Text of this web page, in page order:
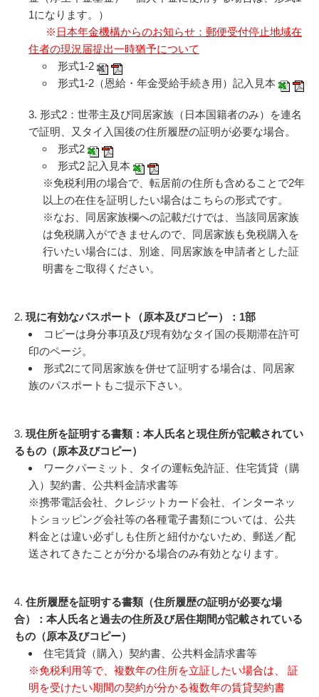
1になります。）
※ 日本年金機構からのお知らせ：郵便受付停止地域在
住者の現況届提出一時猶予について
形式1-2
形式1-2（恩給・年金受給手続き用）記入見本
形式2：世帯主及び同居家族（日本国籍者のみ）を連名
で証明、又タイ入国後の住所履歴の証明が必要な場合。
形式2
形式2 記入見本
※免税利用の場合で、転居前の住所も含めることで2年
以上の在住を証明したい場合はこちらの形式です。
※なお、同居家族欄への記載だけでは、当該同居家族
は免税購入ができませんので、同居家族も免税購入を
行いたい場合には、別途、同居家族を申請者とした証
明書をご取得ください。
2. 現に有効なパスポート（原本及びコピー）：1部
コピーは身分事項及び現有効なタイ国の長期滞在許可
印のページ。
形式2にて同居家族を併せて証明する場合は、同居家
族のパスポートもご提示下さい。
3. 現住所を証明する書類：本人氏名と現住所が記載されてい
るもの（原本及びコピー）
ワークパーミット、タイの運転免許証、住宅賃貸（購
入）契約書、公共料金請求書等
※携帯電話会社、クレジットカード会社、インターネッ
トショッピング会社等の各種電子書類については、公共
料金とは違い必ずしも住所と紐付かないため、郵送／配
送されてきたことが分かる場合のみ有効となります。
4. 住所履歴を証明する書類（住所履歴の証明が必要な場
合）：本人氏名と過去の住所及び居住期間が記載されている
もの（原本及びコピー）
住宅賃貸（購入）契約書、公共料金請求書等
※免税利用等で、複数年の住所を立証したい場合は、 証
明を受けたい期間の契約が分かる複数年の賃貸契約書